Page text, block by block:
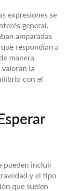
expresiones se
general,
amparadas
respondían a
manera
la
con el
pueden incluir
y el tipo
que suelen